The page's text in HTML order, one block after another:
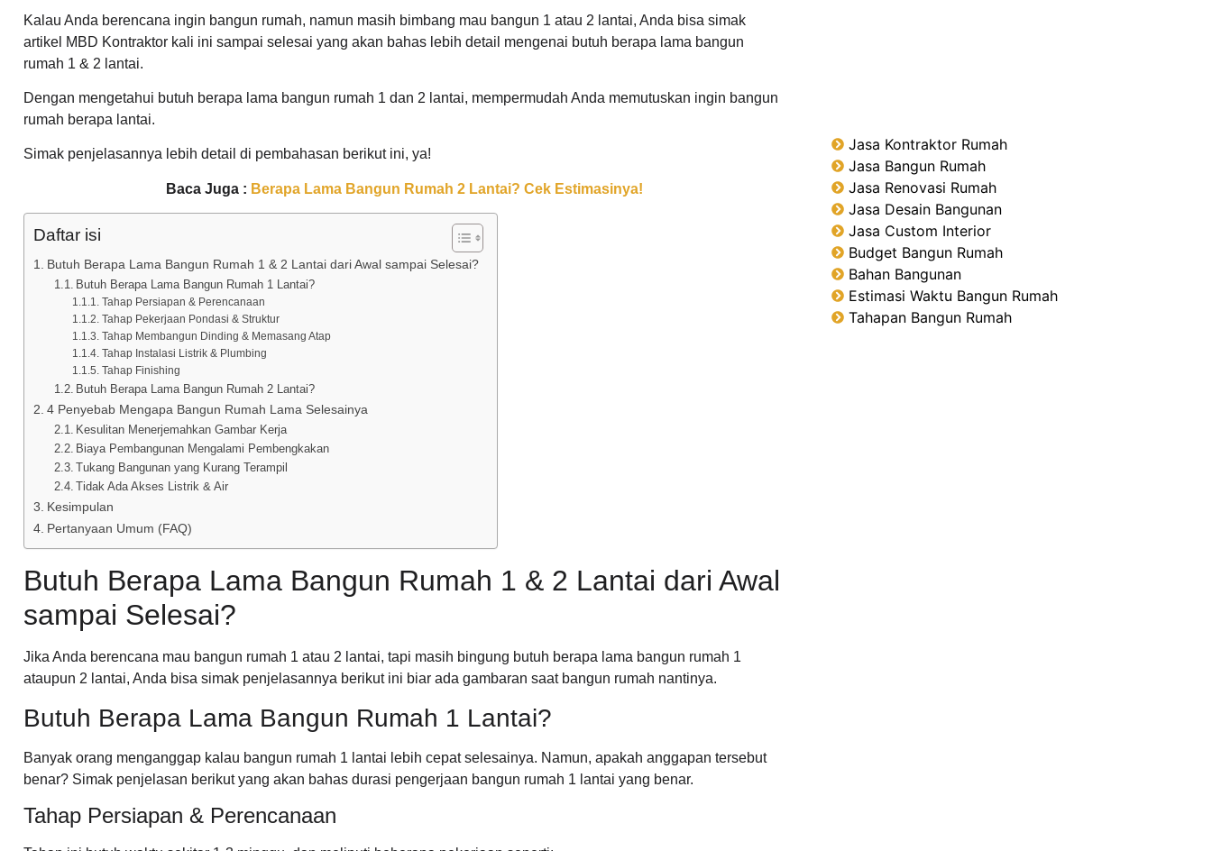
Kalau Anda berencana ingin bangun rumah, namun masih bimbang mau bangun 1 atau 2 lantai, Anda bisa simak
artikel MBD Kontraktor kali ini sampai selesai yang akan bahas lebih detail mengenai butuh berapa lama bangun
rumah 1 & 2 lantai.
Dengan mengetahui butuh berapa lama bangun rumah 1 dan 2 lantai, mempermudah Anda memutuskan ingin bangun
rumah berapa lantai.
Simak penjelasannya lebih detail di pembahasan berikut ini, ya!
Baca Juga : Berapa Lama Bangun Rumah 2 Lantai? Cek Estimasinya!
Daftar isi
Butuh Berapa Lama Bangun Rumah 1 & 2 Lantai dari Awal sampai Selesai?
Butuh Berapa Lama Bangun Rumah 1 Lantai?
Tahap Persiapan & Perencanaan
Tahap Pekerjaan Pondasi & Struktur
Tahap Membangun Dinding & Memasang Atap
Tahap Instalasi Listrik & Plumbing
Tahap Finishing
Butuh Berapa Lama Bangun Rumah 2 Lantai?
4 Penyebab Mengapa Bangun Rumah Lama Selesainya
Kesulitan Menerjemahkan Gambar Kerja
Biaya Pembangunan Mengalami Pembengkakan
Tukang Bangunan yang Kurang Terampil
Tidak Ada Akses Listrik & Air
Kesimpulan
Pertanyaan Umum (FAQ)
Butuh Berapa Lama Bangun Rumah 1 & 2 Lantai dari Awal
sampai Selesai?
Jika Anda berencana mau bangun rumah 1 atau 2 lantai, tapi masih bingung butuh berapa lama bangun rumah 1
ataupun 2 lantai, Anda bisa simak penjelasannya berikut ini biar ada gambaran saat bangun rumah nantinya.
Butuh Berapa Lama Bangun Rumah 1 Lantai?
Banyak orang menganggap kalau bangun rumah 1 lantai lebih cepat selesainya. Namun, apakah anggapan tersebut
benar? Simak penjelasan berikut yang akan bahas durasi pengerjaan bangun rumah 1 lantai yang benar.
Tahap Persiapan & Perencanaan
Jasa Kontraktor Rumah
Jasa Bangun Rumah
Jasa Renovasi Rumah
Jasa Desain Bangunan
Jasa Custom Interior
Budget Bangun Rumah
Bahan Bangunan
Estimasi Waktu Bangun Rumah
Tahapan Bangun Rumah